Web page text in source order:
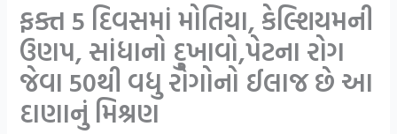
ફક્ત 5 દિવસમાં મોતિયા, કેલ્શિયમની
ઉણપ, સાંધાનો દુખાવો,પેટના રોગ
જેવા 50થી વધુ રોગોનો ઈલાજ છે આ
દાણાનું મિશ્રણ